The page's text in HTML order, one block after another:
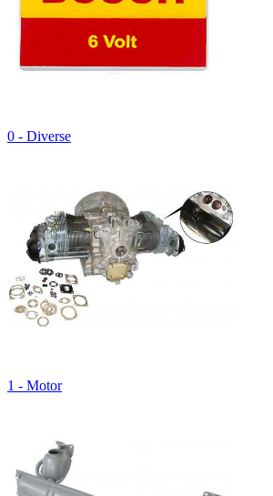
0 - Diverse
1 - Motor